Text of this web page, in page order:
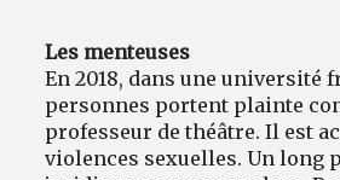
Les menteuses
En 2018, dans une université
personnes portent plainte
professeur de théâtre. Il est
violences sexuelles. Un long